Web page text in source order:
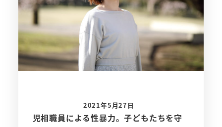
児相職員による性暴力。子どもたちを守
2021年5月27日